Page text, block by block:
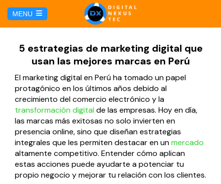
MENU
SERVICIOS
Hosting y Dominio
Gestión de Redes Sociales
Brand Book
Soluciones TI
PÁGINAS
Página web para Agencias de Viaje
Página web para Hoteles
Página web para Restaurantes
MARKETING DIGITAL
Marketing por Facebook
BLOG
5 estrategias de marketing digital que
usan las mejores marcas en Perú
El marketing digital en Perú ha tomado un papel
protagónico en los últimos años debido al
crecimiento del comercio electrónico y la
transformación digital de las empresas. Hoy en día,
las marcas más exitosas no solo invierten en
presencia online, sino que diseñan estrategias
integrales que les permiten destacar en unmercado
altamente competitivo. Entender cómo aplican
estas acciones puede ayudarte a potenciar tu
propio negocio y mejorar tu relación con los clientes.